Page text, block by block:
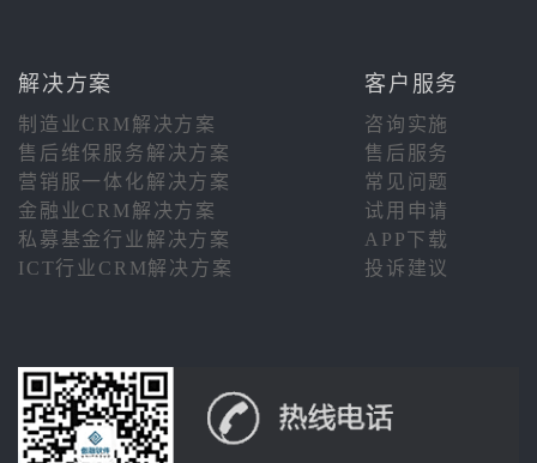
解决方案 客户服务
制造业CRM解决方案
咨询实施
售后维保服务解决方案
售后服务
营销服一体化解决方案
常见问题
金融业CRM解决方案
试用申请
私募基金行业解决方案
APP下载
ICT行业CRM解决方案
投诉建议